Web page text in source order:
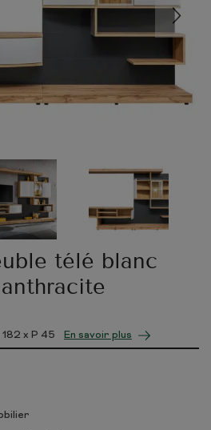
télé blanc
182 x P 45 En savoir plus